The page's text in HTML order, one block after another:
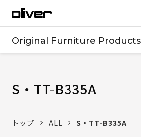
Original Furniture Products
S・TT-B335A
トップ ALL S・TT-B335A